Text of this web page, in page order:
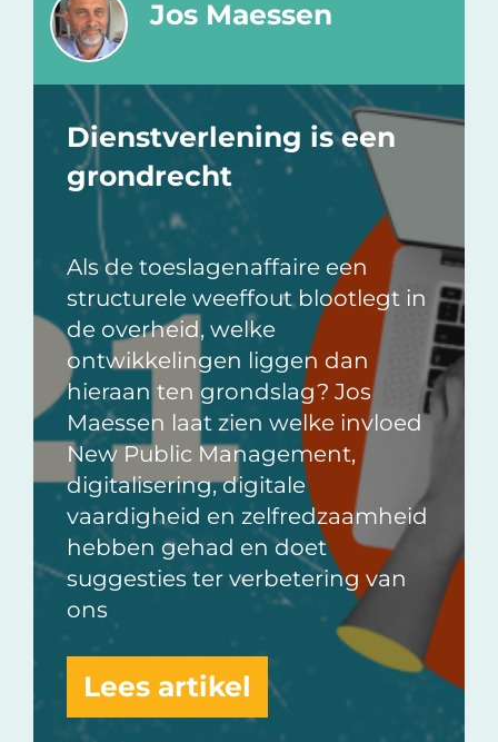
Jos Maessen
Dienstverlening is een
grondrecht
Als de toeslagenaffaire een
structurele weeffout blootlegt in
de overheid, welke
ontwikkelingen liggen dan
hieraan ten grondslag? Jos
Maessen laat zien welke invloed
New Public Management,
digitalisering, digitale
vaardigheid en zelfredzaamheid
hebben gehad en doet
suggesties ter verbetering van
ons
Lees artikel